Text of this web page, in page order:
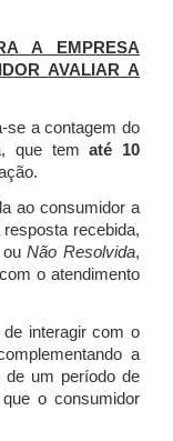
A EMPRESA
AVALIAR A
se a contagem do
que tematé 10
ao consumidor a
recebida,
ouNão Resolvida,
o atendimento
interagir com o
a
de um período de
o consumidor